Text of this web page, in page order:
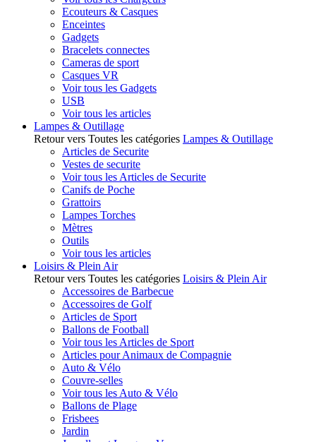
Ecouteurs & Casques
Enceintes
Gadgets
Bracelets connectes
Cameras de sport
Casques VR
Voir tous les Gadgets
USB
Voir tous les articles
Lampes & Outillage
Retour vers Toutes les catégories Lampes & Outillage
Articles de Securite
Vestes de securite
Voir tous les Articles de Securite
Canifs de Poche
Grattoirs
Lampes Torches
Mètres
Outils
Voir tous les articles
Loisirs & Plein Air
Retour vers Toutes les catégories Loisirs & Plein Air
Accessoires de Barbecue
Accessoires de Golf
Articles de Sport
Ballons de Football
Voir tous les Articles de Sport
Articles pour Animaux de Compagnie
Auto & Vélo
Couvre-selles
Voir tous les Auto & Vélo
Ballons de Plage
Frisbees
Jardin